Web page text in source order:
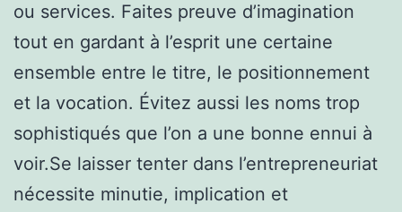
ou services. Faites preuve d’imagination
tout en gardant à l’esprit une certaine
ensemble entre le titre, le positionnement
et la vocation. Évitez aussi les noms trop
sophistiqués que l’on a une bonne ennui à
voir.Se laisser tenter dans l’entrepreneuriat
nécessite minutie, implication et